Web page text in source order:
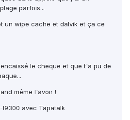
parfois...
un wipe cache et dalvik et ça ce
le cheque et que t'a pu de
même l'avoir !
I9300 avec Tapatalk